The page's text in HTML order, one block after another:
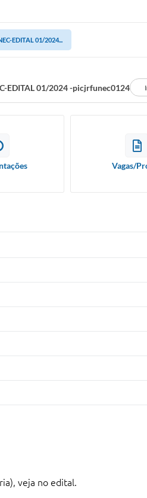
EDITAL 01/2024...
EDITAL 01/2024 -picjrfunec0124
Vagas/
veja no edital.